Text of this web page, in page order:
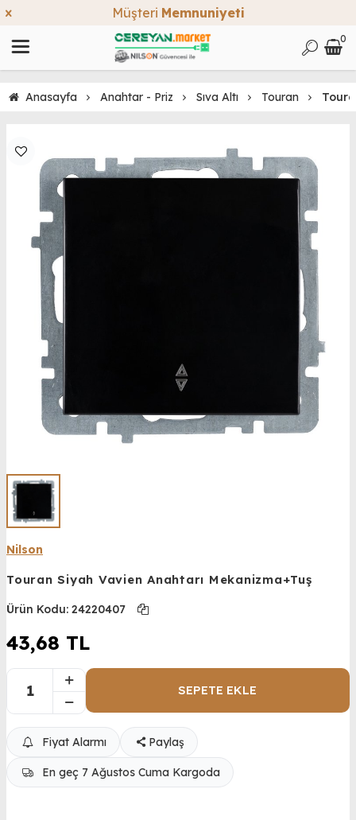
Müşteri Memnuniyeti
0
Anasayfa Anahtar - Priz Sıva Altı Touran
Nilson
Touran Siyah Vavien Anahtarı Mekanizma+Tuş
Ürün Kodu: 24220407
43,68 TL
SEPETE EKLE
Fiyat Alarmı Paylaş
En geç 7 Ağustos Cuma Kargoda